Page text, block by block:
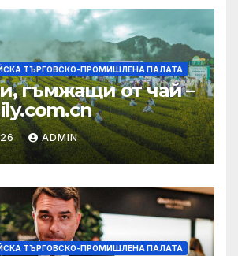
ТЪРГОВСКО-ПРОМИШЛЕНА ПАЛАТА
гъмжащи от чай –
ADMIN
ТЪРГОВСКО-ПРОМИШЛЕНА ПАЛАТА